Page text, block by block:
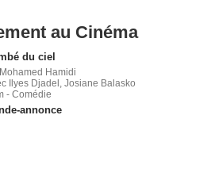
au Cinéma
du ciel
Hamidi
Ilyes Djadel, Josiane Balasko
- Comédie
annonce